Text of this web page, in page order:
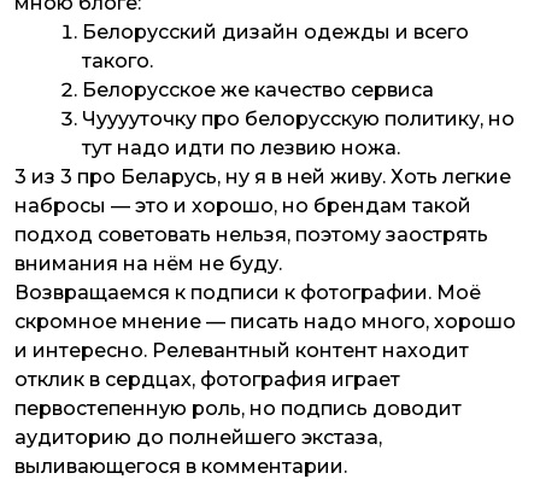
Белорусский дизайн одежды и всего
такого.
Белорусское же качество сервиса
Чууууточку про белорусскую политику, но
тут надо идти по лезвию ножа.
3 из 3 про Беларусь, ну я в ней живу. Хоть легкие
набросы — это и хорошо, но брендам такой
подход советовать нельзя, поэтому заострять
внимания на нём не буду.
Возвращаемся к подписи к фотографии. Моё
скромное мнение — писать надо много, хорошо
и интересно. Релевантный контент находит
отклик в сердцах, фотография играет
первостепенную роль, но подпись доводит
аудиторию до полнейшего экстаза,
выливающегося в комментарии.